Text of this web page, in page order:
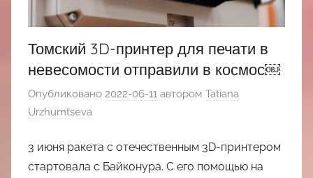
Томский 3D-принтер для печати в
невесомости отправили в космос￼
Опубликовано 2022-06-11 автором Tatiana
Urzhumtseva
3 июня ракета с отечественным 3D-принтером
стартовала с Байконура. С его помощью на